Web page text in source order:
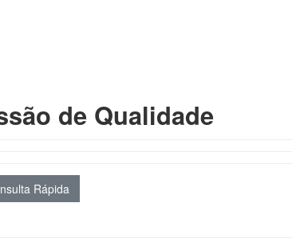
de Qualidade
Rápida